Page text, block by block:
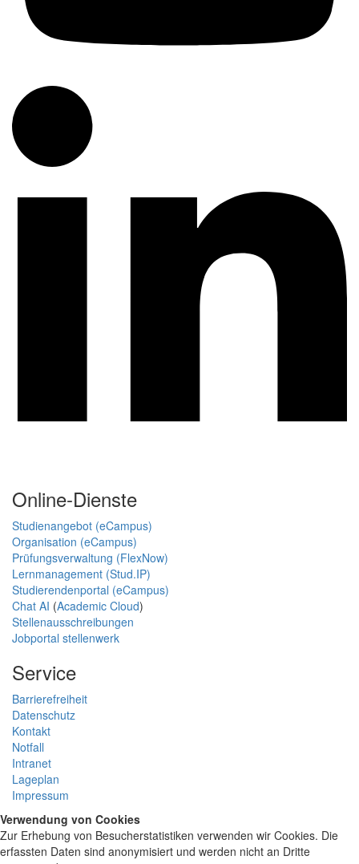
Online-Dienste
Studienangebot (eCampus)
Organisation (eCampus)
Prüfungsverwaltung (FlexNow)
Lernmanagement (Stud.IP)
Studierendenportal (eCampus)
Chat AI (Academic Cloud)
Stellenausschreibungen
Jobportal stellenwerk
Service
Barrierefreiheit
Datenschutz
Kontakt
Notfall
Intranet
Lageplan
Impressum
Verwendung von Cookies
Zur Erhebung von Besucherstatistiken verwenden wir Cookies. Die
erfassten Daten sind anonymisiert und werden nicht an Dritte